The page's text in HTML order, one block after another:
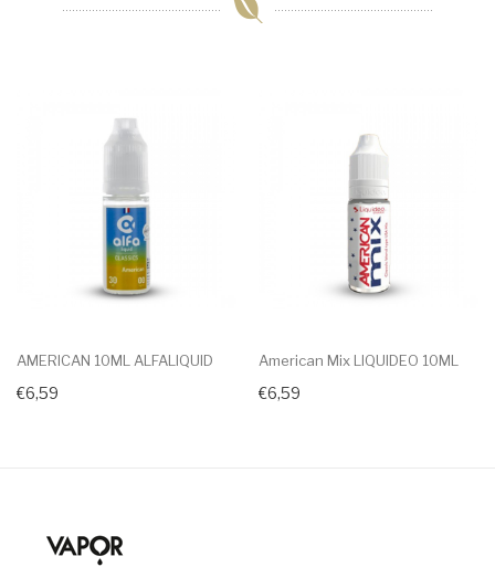
AMERICAN 10ML ALFALIQUID
€6,59
American Mix LIQUIDEO 10ML
€6,59